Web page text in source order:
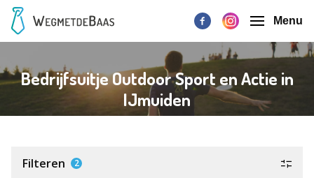
Menu
Bedrijfsuitje Outdoor Sport en Actie in
IJmuiden
Filteren 2